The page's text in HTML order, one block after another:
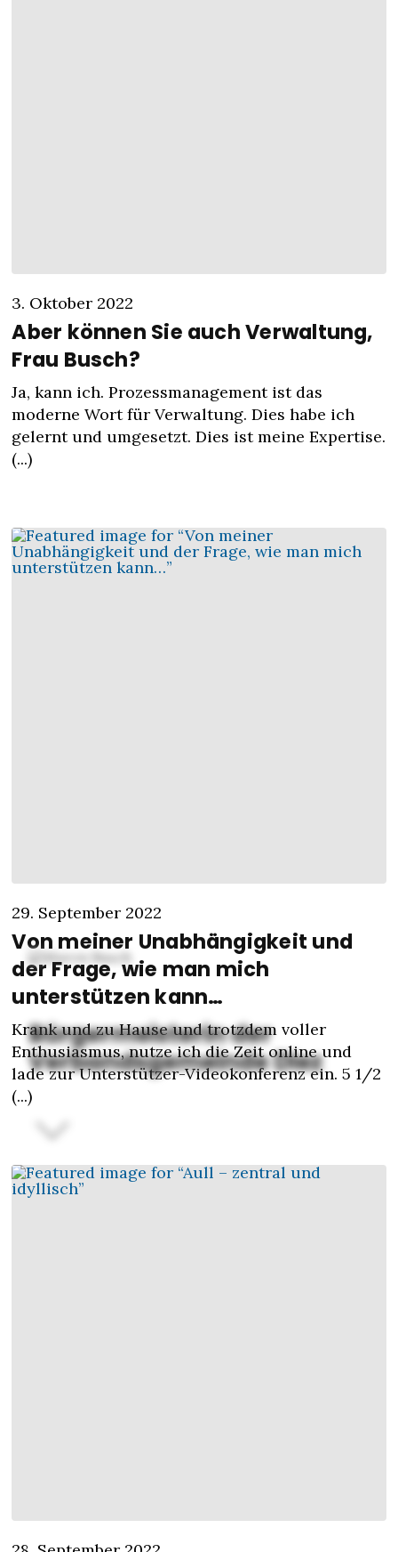
Bürgermeisterin der
Verbandsgemeinde Diez
3. Oktober 2022
Aber können Sie auch Verwaltung,
Frau Busch?
Ja, kann ich. Prozessmanagement ist das
moderne Wort für Verwaltung. Dies habe ich
gelernt und umgesetzt. Dies ist meine Expertise.
(...)
29. September 2022
Von meiner Unabhängigkeit und
der Frage, wie man mich
unterstützen kann…
Krank und zu Hause und trotzdem voller
Enthusiasmus, nutze ich die Zeit online und
lade zur Unterstützer-Videokonferenz ein. 5 1/2
(...)